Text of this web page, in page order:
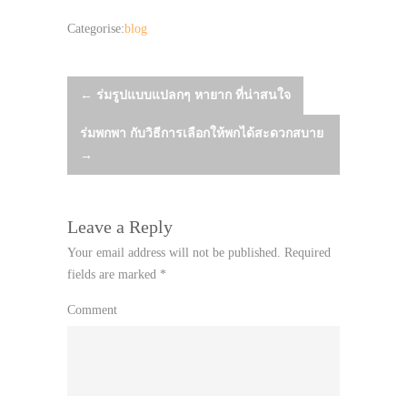
Categorise:blog
Post
navigation
← ร่มรูปแบบแปลกๆ หายาก ที่น่าสนใจ
ร่มพกพา กับวิธีการเลือกให้พกได้สะดวกสบาย
→
Leave a Reply
Your email address will not be published. Required
fields are marked *
Comment